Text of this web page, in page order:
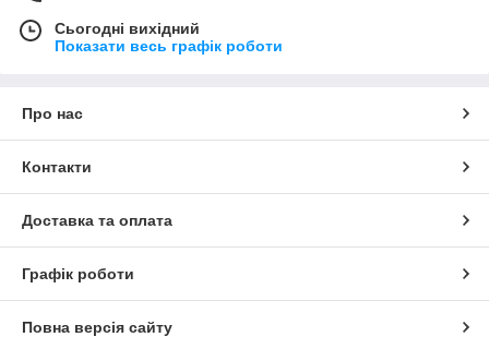
Сьогодні вихідний
Показати весь графік роботи
Про нас
Контакти
Доставка та оплата
Графік роботи
Повна версія сайту